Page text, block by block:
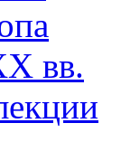
вв.